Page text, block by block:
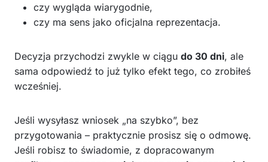
czy wygląda wiarygodnie,
czy ma sens jako oficjalna reprezentacja.
Decyzja przychodzi zwykle w ciągu do 30 dni, ale
sama odpowiedź to już tylko efekt tego, co zrobiłeś
wcześniej.
Jeśli wysyłasz wniosek „na szybko”, bez
przygotowania – praktycznie prosisz się o odmowę.
Jeśli robisz to świadomie, z dopracowanym